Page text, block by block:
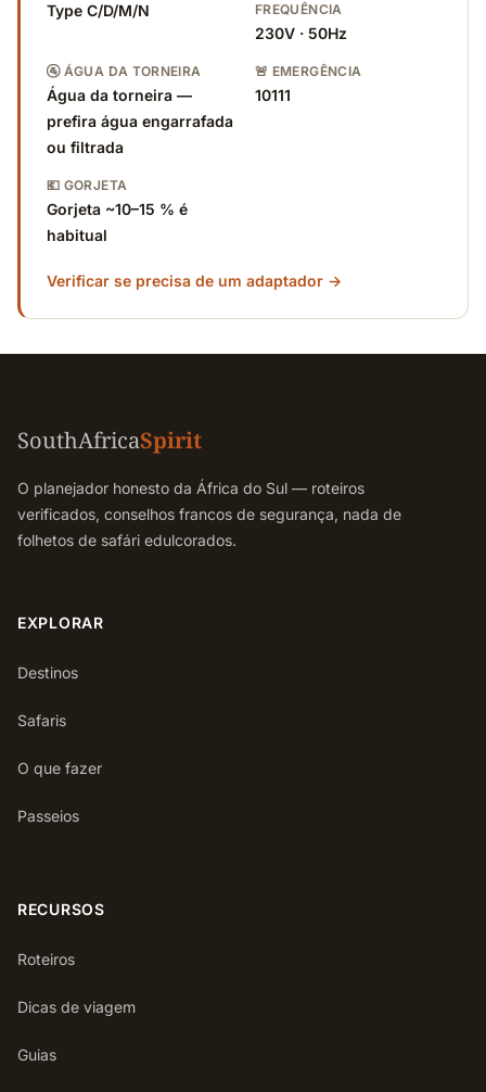
Type C/D/M/N
FREQUÊNCIA
230V · 50Hz
🚰 ÁGUA DA TORNEIRA
Água da torneira —
prefira água engarrafada
ou filtrada
🚨 EMERGÊNCIA
10111
💶 GORJETA
Gorjeta ~10–15 % é
habitual
Verificar se precisa de um adaptador →
SouthAfricaSpirit
O planejador honesto da África do Sul — roteiros
verificados, conselhos francos de segurança, nada de
folhetos de safári edulcorados.
EXPLORAR
Destinos
Safaris
O que fazer
Passeios
RECURSOS
Roteiros
Dicas de viagem
Guias